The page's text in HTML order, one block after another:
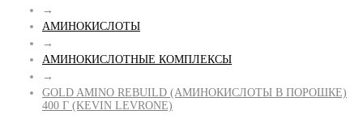
→
АМИНОКИСЛОТЫ
→
АМИНОКИСЛОТНЫЕ КОМПЛЕКСЫ
→
GOLD AMINO REBUILD (АМИНОКИСЛОТЫ В ПОРОШКЕ)
400 Г (KEVIN LEVRONE)